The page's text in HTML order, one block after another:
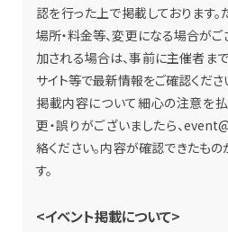
認を行った上で掲載しております。
場所・料金等、変更になる場合がご
加される場合は、事前に主催者ま
サイト等で最新情報をご確認くださ
掲載内容について細心の注意を払
更・誤りがございましたら、
絡ください。内容が確認できたもの
す。
<イベント掲載について>